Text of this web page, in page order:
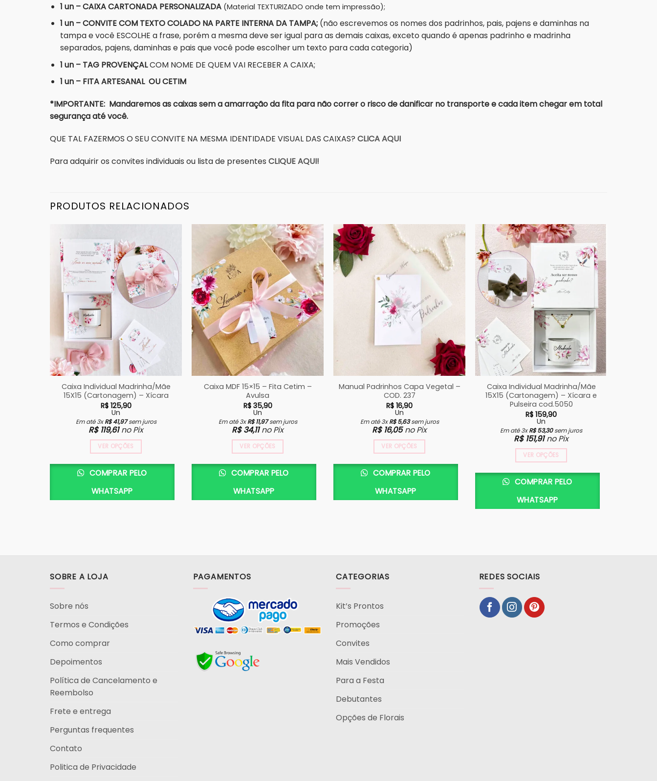
1 un – CAIXA CARTONADA PERSONALIZADA (Material TEXTURIZADO onde tem impressão);
1 un – CONVITE COM TEXTO COLADO NA PARTE INTERNA DA TAMPA;(não escrevemos os nomes dos padrinhos, pais, pajens e daminhas na
tampa e você ESCOLHE a frase, porém a mesma deve ser igual para as demais caixas, exceto quando é apenas padrinho e madrinha
separados, pajens, daminhas e pais que você pode escolher um texto para cada categoria)
1 un – TAG PROVENÇALCOM NOME DE QUEM VAI RECEBER A CAIXA;
1 un – FITA ARTESANAL OU CETIM
*IMPORTANTE: Mandaremos as caixas sem a amarração da fita para não correr o risco de danificar no transporte e cada item chegar em total
segurança até você.
QUE TAL FAZERMOS O SEU CONVITE NA MESMA IDENTIDADE VISUAL DAS CAIXAS? CLICA AQUI
Para adquirir os convites individuais ou lista de presentes CLIQUE AQUI!
PRODUTOS RELACIONADOS
Caixa Individual Madrinha/Mãe
15X15 (Cartonagem) – Xícara
R$125,90
Un
Em até 3xR$41,97sem juros
R$119,61 no Pix
VER OPÇÕES
COMPRAR PELO
WHATSAPP
Caixa MDF 15×15 – Fita Cetim –
Avulsa
R$35,90
Un
Em até 3xR$11,97sem juros
R$34,11 no Pix
VER OPÇÕES
COMPRAR PELO
WHATSAPP
Manual Padrinhos Capa Vegetal –
COD. 237
R$ 16,90
Un
Em até 3xR$5,63sem juros
R$16,05 no Pix
VER OPÇÕES
COMPRAR PELO
WHATSAPP
Caixa Individual Madrinha/Mãe
15X15 (Cartonagem) – Xícara e
Pulseira cod.5050
R$ 159,90
Un
Em até 3xR$53,30sem juros
R$151,91 no Pix
VER OPÇÕES
COMPRAR PELO
WHATSAPP
SOBRE A LOJA
Sobre nós
Termos e Condições
Como comprar
Depoimentos
Política de Cancelamento e
Reembolso
Frete e entrega
Perguntas frequentes
Contato
Politica de Privacidade
PAGAMENTOS CATEGORIAS
Kit’s Prontos
Promoções
Convites
Mais Vendidos
Para a Festa
Debutantes
Opções de Florais
REDES SOCIAIS